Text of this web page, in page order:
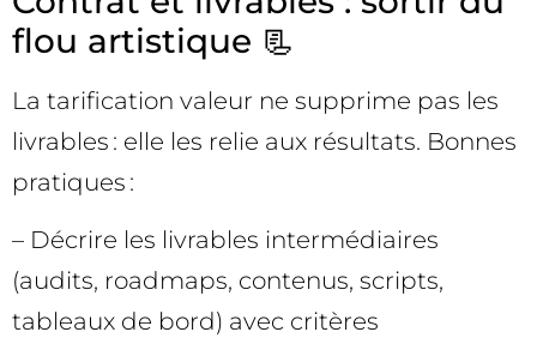
flou artistique 📃
La tarification valeur ne supprime pas les
livrables : elle les relie aux résultats. Bonnes
pratiques :
– Décrire les livrables intermédiaires
(audits, roadmaps, contenus, scripts,
tableaux de bord) avec critères